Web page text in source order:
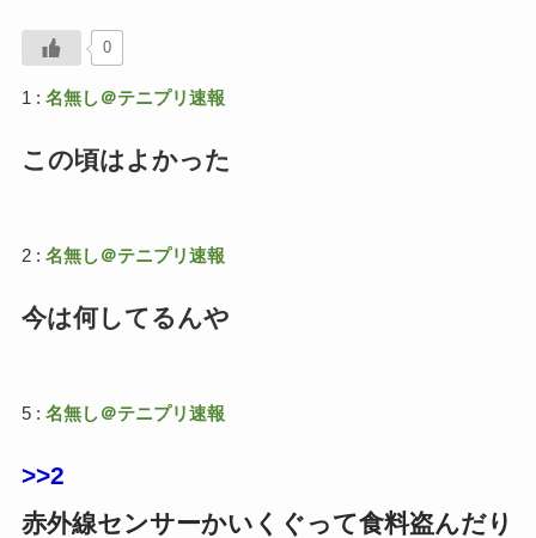
0
1 : 名無し＠テニプリ速報
この頃はよかった
2 : 名無し＠テニプリ速報
今は何してるんや
5 : 名無し＠テニプリ速報
>>2
赤外線センサーかいくぐって食料盗んだり